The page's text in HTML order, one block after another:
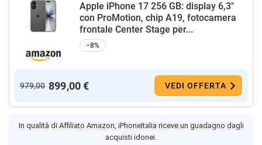
Apple iPhone 17 256 GB: display 6,3"
con ProMotion, chip A19, fotocamera
frontale Center Stage per...
−8%
979,00 899,00 € VEDI OFFERTA
In qualità di Affiliato Amazon, iPhoneItalia riceve un guadagno dagli
acquisti idonei.